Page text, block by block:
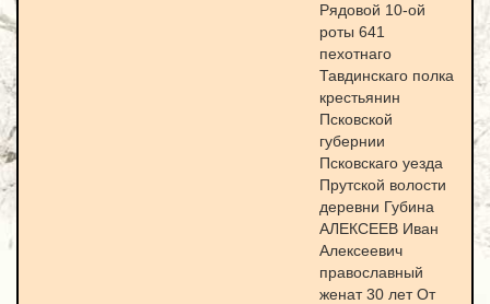
Рядовой 10-ой
роты 641
пехотнаго
Тавдинскаго полка
крестьянин
Псковской
губернии
Псковскаго уезда
Прутской волости
деревни Губина
АЛЕКСЕЕВ Иван
Алексеевич
православный
женат 30 лет От